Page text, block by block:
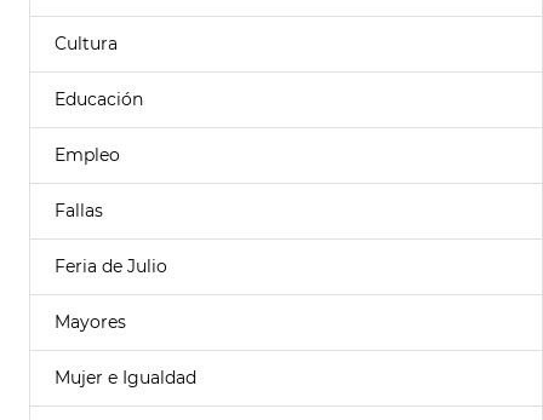
Cultura
Educación
Empleo
Fallas
Feria de Julio
Mayores
Mujer e Igualdad